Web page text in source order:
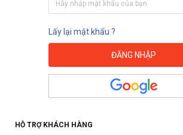
Lấy lại mật khẩu ?
HỖ TRỢ KHÁCH HÀNG